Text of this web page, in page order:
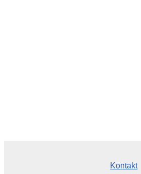
Kontakt